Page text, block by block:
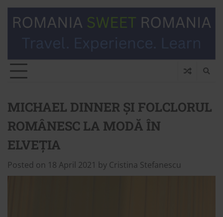
MICHAEL DINNER ȘI FOLCLORUL
ROMÂNESC LA MODĂ ÎN
ELVEȚIA
Posted on 18 April 2021 by Cristina Stefanescu